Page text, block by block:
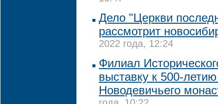
Дело "Церкви
рассмотрит
2022 года, 12:24
Филиал
выставку к 500-
Новодевичьего